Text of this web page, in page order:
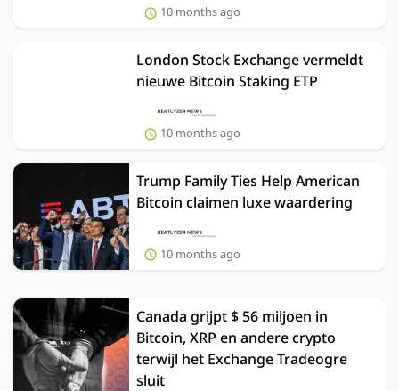
10 months ago
London Stock Exchange vermeldt
nieuwe Bitcoin Staking ETP
10 months ago
Trump Family Ties Help American
Bitcoin claimen luxe waardering
10 months ago
Canada grijpt $ 56 miljoen in
Bitcoin, XRP en andere crypto
terwijl het Exchange Tradeogre
sluit